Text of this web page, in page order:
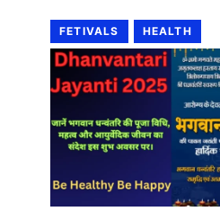
FETIVALS HEALTH